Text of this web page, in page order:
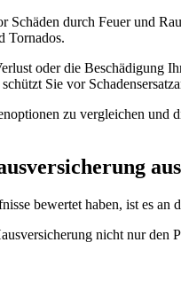
Schäden durch Feuer und
Tornados.
oder die Beschädigung
Sie vor
zu vergleichen und
bewertet haben, ist es
nicht nur den